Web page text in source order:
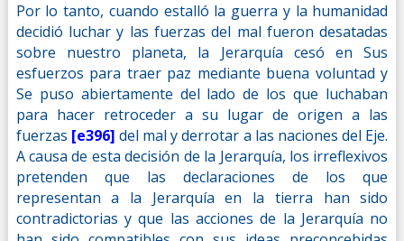
Por lo tanto, cuando estalló la guerra y la humanidad
decidió luchar y las fuerzas del mal fueron desatadas
sobre nuestro planeta, la Jerarquía cesó en Sus
esfuerzos para traer paz mediante buena voluntad y
Se puso abiertamente del lado de los que luchaban
para hacer retroceder a su lugar de origen a las
fuerzas [e396] del mal y derrotar a las naciones del Eje.
A causa de esta decisión de la Jerarquía, los irreflexivos
pretenden que las declaraciones de los que
representan a la Jerarquía en la tierra han sido
contradictorias y que las acciones de la Jerarquía no